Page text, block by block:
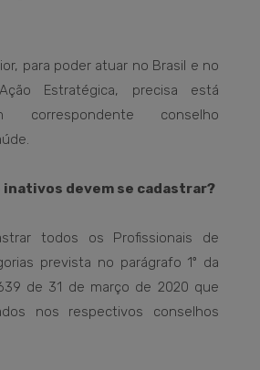
para poder atuar no Brasil e no
Estratégica, precisa está
correspondente conselho
devem se cadastrar?
todos os Profissionais de
prevista no parágrafo 1º da
de 31 de março de 2020 que
nos respectivos conselhos